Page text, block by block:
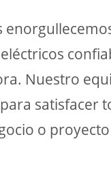
Nuestro
satisfacer
o